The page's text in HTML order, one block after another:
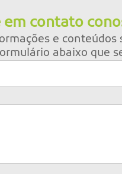
em contato
e
abaixo que